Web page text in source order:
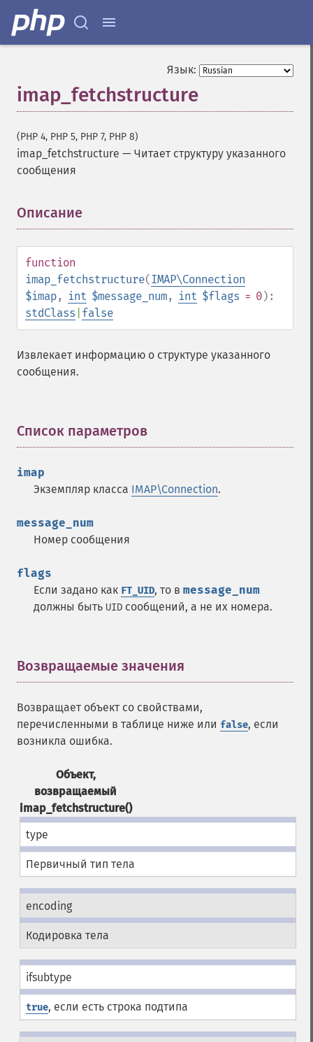
Язык:
imap_fetchstructure
(PHP 4, PHP 5, PHP 7, PHP 8)
imap_fetchstructure — Читает структуру указанного
сообщения
Описание
function
imap_fetchstructure(IMAP\Connection
$imap, int $message_num, int $flags = 0):
stdClass false
Извлекает информацию о структуре указанного
сообщения.
Список параметров
imap
Экземпляр класса IMAP\Connection.
message_num
Номер сообщения
flags
Если задано как FT_UID, то в message_num
должны быть UID сообщений, а не их номера.
Возвращаемые значения
Возвращает объект со свойствами,
перечисленными в таблице ниже или false, если
возникла ошибка.
Объект,
возвращаемый
imap_fetchstructure()
type
Первичный тип тела
encoding
Кодировка тела
ifsubtype
true, если есть строка подтипа